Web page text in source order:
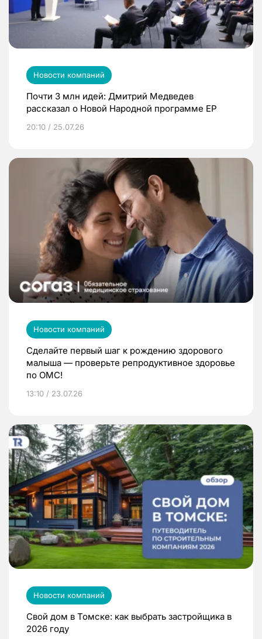
Новости компаний
Почти 3 млн идей: Дмитрий Медведев
рассказал о Новой Народной программе ЕР
20:10 / 25.07.26
Новости компаний
Сделайте первый шаг к рождению здорового
малыша — проверьте репродуктивное здоровье
по ОМС!
13:10 / 23.07.26
Новости компаний
Свой дом в Томске: как выбрать застройщика в
2026 году